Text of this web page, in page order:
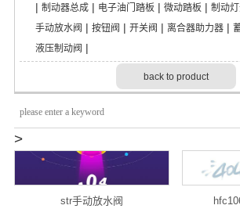
| 制动器总成| 电子油门踏板 | 微动踏板 | 制动
手动放水阀 | 按钮阀 | 开关阀 | 离合器助力器|
液压制动阀 |
back to product
>
str手动放水阀